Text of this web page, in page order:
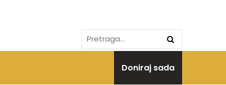
Doniraj sada